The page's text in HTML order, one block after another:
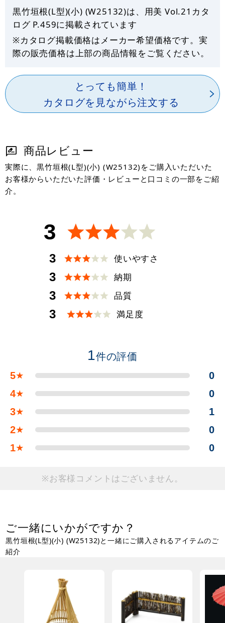
黒竹垣根(L型)(小) (W25132)は、用美 Vol.21カタ
ログ P.459に掲載されています
※カタログ掲載価格はメーカー希望価格です。実
際の販売価格は上部の商品情報をご覧ください。
とっても簡単！
カタログを見ながら注文する
商品レビュー
実際に、黒竹垣根(L型)(小) (W25132)をご購入いただいた
お客様からいただいた評価・レビューと口コミの一部をご紹
介。
3
3 使いやすさ
3 納期
3 品質
3 満足度
1件の評価
5★
0
4★
0
3★
1
2★
0
1★ 0
※お客様コメントはございません。
ご一緒にいかがですか？
黒竹垣根(L型)(小) (W25132)と一緒にご購入されるアイテムのご
紹介